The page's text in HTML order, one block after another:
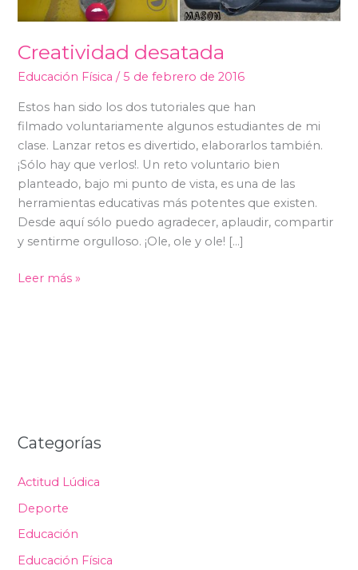
Creatividad desatada
Educación Física /5 de febrero de 2016
Estos han sido los dos tutoriales que han
filmado voluntariamente algunos estudiantes de mi
clase. Lanzar retos es divertido, elaborarlos también.
¡Sólo hay que verlos!. Un reto voluntario bien
planteado, bajo mi punto de vista, es una de las
herramientas educativas más potentes que existen.
Desde aquí sólo puedo agradecer, aplaudir, compartir
y sentirme orgulloso. ¡Ole, ole y ole! […]
Leer más »
Categorías
Actitud Lúdica
Deporte
Educación
Educación Física